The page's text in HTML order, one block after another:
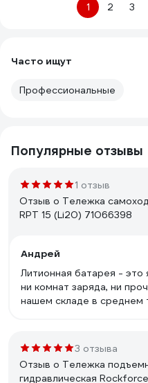
1 2 3
Часто ищут
Профессиональные
Популярные отзывы
1 отзыв
Отзыв о Тележка
RPT 15 (Li20) 71066398
Андрей
Литионная батарея - это
ни комнат заряда, ни
нашем складе в среднем
работе нет никаких
нагрузкой справляется
3 отзыва
Отзыв о Тележка
гидравлическая